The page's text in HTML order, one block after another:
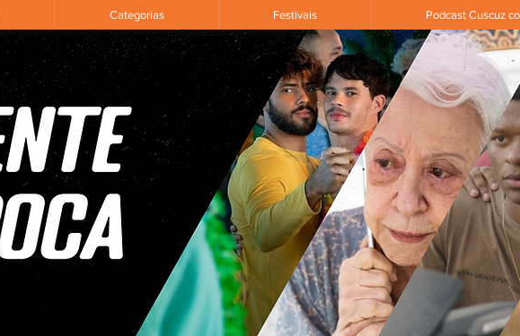
Categorias Festivais Podcast Cuscuz